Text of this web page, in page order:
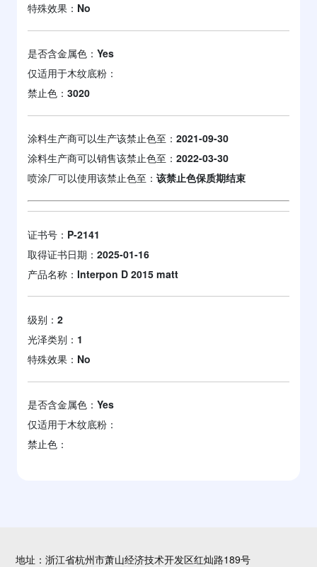
特殊效果： No
是否含金属色： Yes
仅适用于木纹底粉：
禁止色： 3020
涂料生产商可以生产该禁止色至： 2021-09-30
涂料生产商可以销售该禁止色至： 2022-03-30
喷涂厂可以使用该禁止色至： 该禁止色保质期结束
证书号： P-2141
取得证书日期： 2025-01-16
产品名称： Interpon D 2015 matt
级别： 2
光泽类别： 1
特殊效果： No
是否含金属色： Yes
仅适用于木纹底粉：
禁止色：
地址：浙江省杭州市萧山经济技术开发区红灿路189号